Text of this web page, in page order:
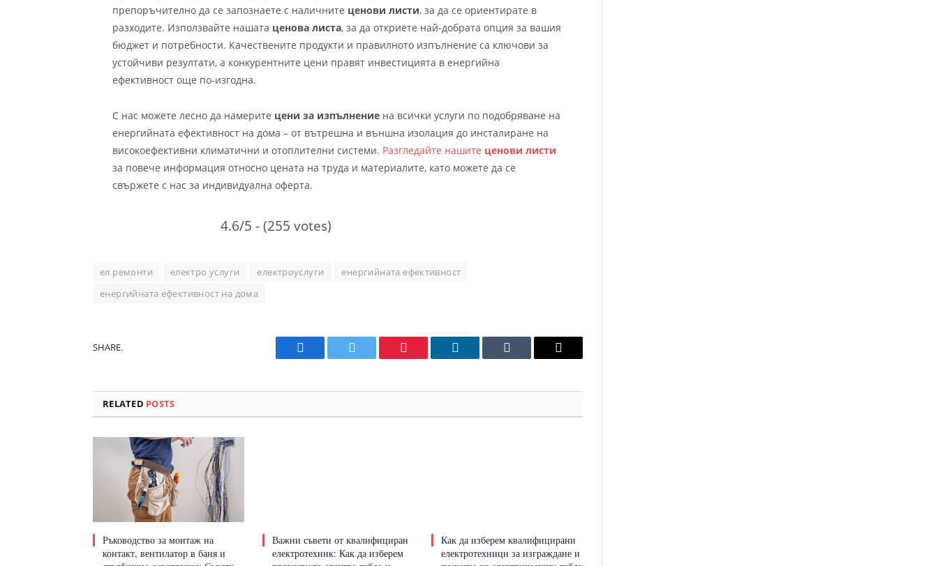
препоръчително да се запознаете с наличните ценови листи, за да се ориентирате в
разходите. Използвайте нашата ценова листа, за да откриете най-добрата опция за вашия
бюджет и потребности. Качествените продукти и правилното изпълнение са ключови за
устойчиви резултати, а конкурентните цени правят инвестицията в енергийна
ефективност още по-изгодна.
С нас можете лесно да намерите цени за изпълнениена всички услуги по подобряване на
енергийната ефективност на дома – от вътрешна и външна изолация до инсталиране на
високоефективни климатични и отоплителни системи. Разгледайте нашите ценови листи
за повече информация относно цената на труда и материалите, като можете да се
свържете с нас за индивидуална оферта.
4.6/5 - (255 votes)
ел ремонти електро услуги електроуслуги
енергийната ефективност
енергийната ефективност на дома
SHARE.
Facebook Twitter Pinterest LinkedIn Tumblr Email
RELATED POSTS
Ръководство за монтаж на
контакт, вентилатор в баня и
Важни съвети от квалифициран
електротехник: Как да изберем
Как да изберем квалифицирани
електротехници за изграждане и